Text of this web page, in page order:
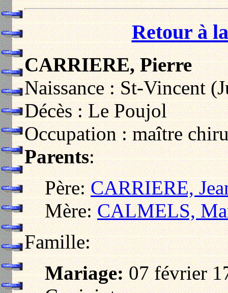
Retour à
CARRIERE, Pierre
Naissance : St-Vincent
Décès : Le Poujol
Occupation : maître
Parents:
Père:CARRIERE,
Mère:CALMELS,
Famille:
Mariage:07 février